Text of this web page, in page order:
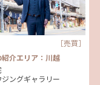
［売買］
紹介エリア：川越
ングギャラリー